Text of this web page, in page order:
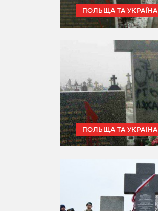
ПОЛЬЩА ТА УКРАЇНА
ПОЛЬЩА ТА УКРАЇНА